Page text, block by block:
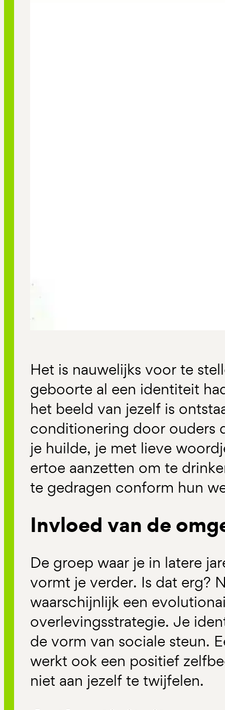
Het is nauwelijks voor te
geboorte al een identiteit
het beeld van jezelf is
conditionering door ouders
je huilde, je met lieve
ertoe aanzetten om te
te gedragen conform hun
Invloed van de
De groep waar je in latere
vormt je verder. Is dat erg?
waarschijnlijk een
overlevingsstrategie. Je
de vorm van sociale steun.
werkt ook een positief
niet aan jezelf te twijfelen.